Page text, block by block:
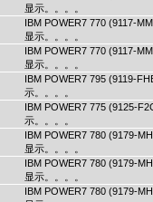
显示。。。。
IBM POWER7 770 (9117-
显示。。。。
IBM POWER7 770 (9117-
显示。。。。
IBM POWER7 795 (9119-
示。。。。
IBM POWER7 775 (9125-
示。。。。
IBM POWER7 780 (9179-
显示。。。。
IBM POWER7 780 (9179-
显示。。。。
IBM POWER7 780 (9179-